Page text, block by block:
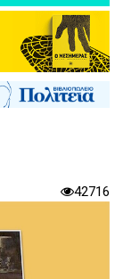
42716